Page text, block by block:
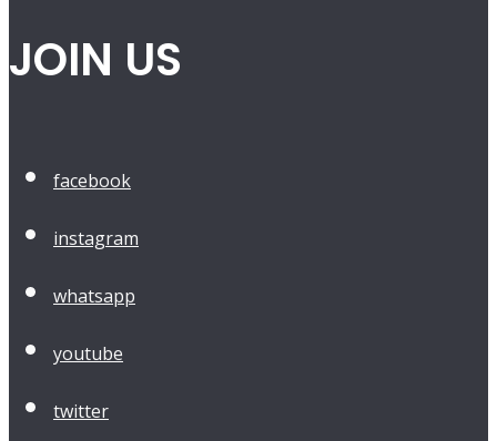
JOIN US
facebook
instagram
whatsapp
youtube
twitter